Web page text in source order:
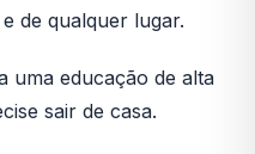
de qualquer lugar.
uma educação de alta
sair de casa.